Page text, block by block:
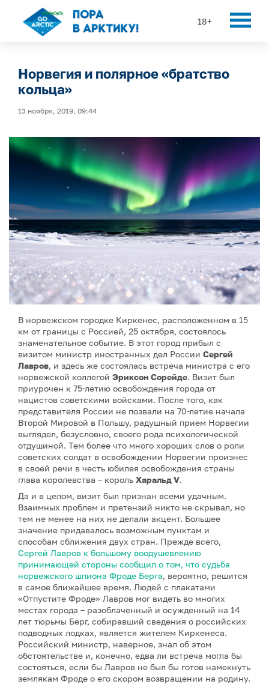
18+
Норвегия и полярное «братство
кольца»
13 ноября, 2019, 09:44
В норвежском городке Киркенес, расположенном в 15
км от границы с Россией, 25 октября, состоялось
знаменательное событие. В этот город прибыл с
визитом министр иностранных дел России Сергей
Лавров, и здесь же состоялась встреча министра с его
норвежской коллегой Эриксон Сорейде. Визит был
приурочен к 75-летию освобождения города от
нацистов советскими войсками. После того, как
представителя России не позвали на 70-летие начала
Второй Мировой в Польшу, радушный прием Норвегии
выглядел, безусловно, своего рода психологической
отдушиной. Тем более что много хороших слов о роли
советских солдат в освобождении Норвегии произнес
в своей речи в честь юбилея освобождения страны
глава королевства – король Харальд V.
Да и в целом, визит был признан всеми удачным.
Взаимных проблем и претензий никто не скрывал, но
тем не менее на них не делали акцент. Большее
значение придавалось возможным пунктам и
способам сближения двух стран. Прежде всего,
Сергей Лавров к большому воодушевлению
принимающей стороны сообщил о том, что судьба
норвежского шпиона Фроде Берга, вероятно, решится
в самое ближайшее время. Людей с плакатами
«Отпустите Фроде» Лавров мог видеть во многих
местах города – разоблаченный и осужденный на 14
лет тюрьмы Берг, собиравший сведения о российских
подводных лодках, является жителем Киркенеса.
Российский министр, наверное, знал об этом
обстоятельстве и, конечно, едва ли встреча могла бы
состояться, если бы Лавров не был бы готов намекнуть
землякам Фроде о его скором возвращении на родину.